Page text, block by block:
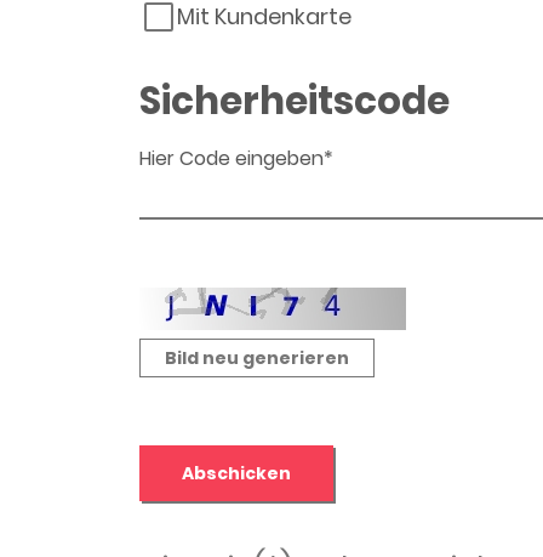
Mit Kundenkarte
Sicherheitscode
Hier Code eingeben*